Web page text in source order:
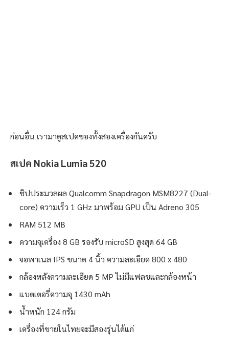
ก่อนอื่น เรามาดูสเปคของทั้งสองเครื่องกันครับ
สเปค Nokia Lumia 520
ชิปประมวลผล Qualcomm Snapdragon MSM8227 (Dual-
core) ความเร็ว 1 GHz มาพร้อม GPU เป็น Adreno 305
RAM 512 MB
ความจุเครื่อง 8 GB รองรับ microSD สูงสุด 64 GB
จอพาเนล IPS ขนาด 4 นิ้ว ความละเอียด 800 x 480
กล้องหลังความละเอียด 5 MP ไม่มีแฟลชและกล้องหน้า
แบตเตอรี่ความจุ 1430 mAh
น้ำหนัก 124 กรัม
เครื่องที่ขายในไทยจะมีสองรุ่นได้แก่